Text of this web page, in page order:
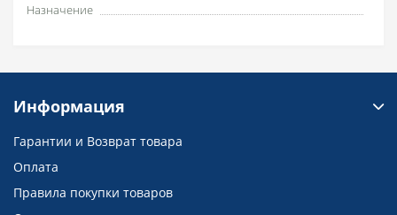
Назначение
Информация
Гарантии и Возврат товара
Оплата
Правила покупки товаров